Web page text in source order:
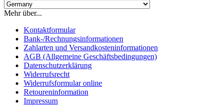
Mehr über...
Kontaktformular
Bank-/Rechnungsinformationen
Zahlarten und Versandkosteninformationen
AGB (Allgemeine Geschäftsbedingungen)
Datenschutzerklärung
Widerrufsrecht
Widerrufsformular online
Retoureninformation
Impressum